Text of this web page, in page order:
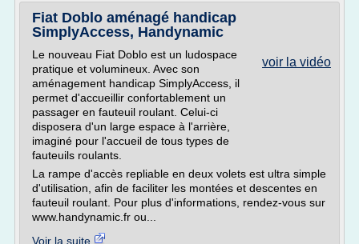
Fiat Doblo aménagé handicap
SimplyAccess, Handynamic
voir la vidéo
Le nouveau Fiat Doblo est un ludospace
pratique et volumineux. Avec son
aménagement handicap SimplyAccess, il
permet d'accueillir confortablement un
passager en fauteuil roulant. Celui-ci
disposera d'un large espace à l'arrière,
imaginé pour l'accueil de tous types de
fauteuils roulants.
La rampe d'accès repliable en deux volets est ultra simple
d'utilisation, afin de faciliter les montées et descentes en
fauteuil roulant. Pour plus d'informations, rendez-vous sur
www.handynamic.fr ou...
Voir la suite